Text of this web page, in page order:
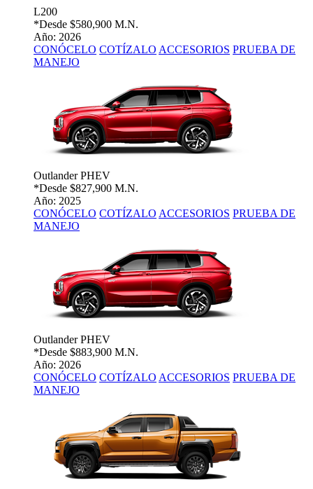
L200
*Desde $580,900 M.N.
Año: 2026
CONÓCELO COTÍZALO ACCESORIOS PRUEBA DE
MANEJO
Outlander PHEV
*Desde $827,900 M.N.
Año: 2025
CONÓCELO COTÍZALO ACCESORIOS PRUEBA DE
MANEJO
Outlander PHEV
*Desde $883,900 M.N.
Año: 2026
CONÓCELO COTÍZALO ACCESORIOS PRUEBA DE
MANEJO